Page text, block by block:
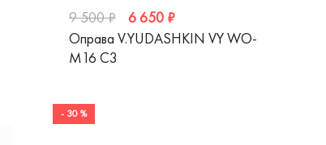
9 500 ₽
6 650 ₽
Оправа V.YUDASHKIN VY WO-
M16 C3
- 30 %